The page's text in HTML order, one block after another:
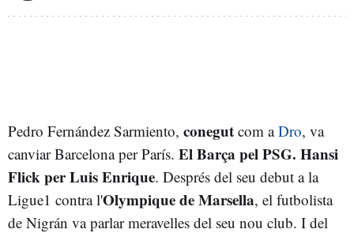
Pedro Fernández Sarmiento, conegut com aDro, va
canviar Barcelona per París. El Barça pel PSG. Hansi
Flick per Luis Enrique. Després del seu debut a la
Ligue1 contra l'Olympique de Marsella, el futbolista
de Nigrán va parlar meravelles del seu nou club. I del